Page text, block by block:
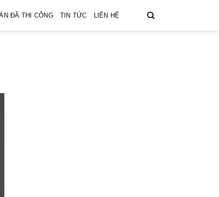
ĐÃ THI CÔNG TIN TỨC LIÊN HỆ